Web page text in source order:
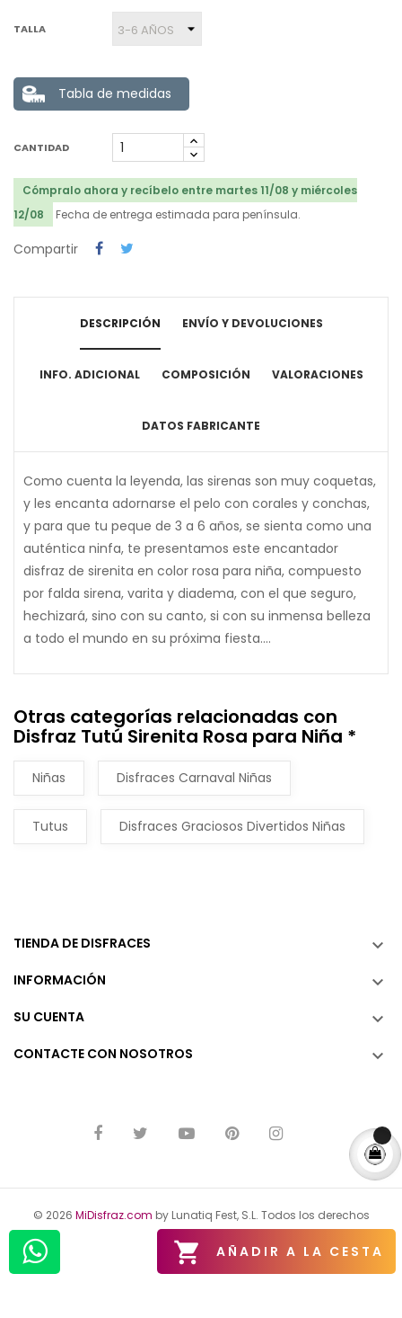
TALLA
Tabla de medidas
CANTIDAD
 AÑADIR A LA CESTA
Cómpralo ahora y recíbelo entre martes 11/08 y miércoles
12/08
Fecha de entrega estimada para península.
Compartir
DESCRIPCIÓN ENVÍO Y DEVOLUCIONES
INFO. ADICIONAL COMPOSICIÓN VALORACIONES
DATOS FABRICANTE
Como cuenta la leyenda, las sirenas son muy coquetas,
y les encanta adornarse el pelo con corales y conchas,
y para que tu peque de 3 a 6 años, se sienta como una
auténtica ninfa, te presentamos este encantador
disfraz de sirenita en color rosa para niña, compuesto
por falda sirena, varita y diadema, con el que seguro,
hechizará, sino con su canto, si con su inmensa belleza
a todo el mundo en su próxima fiesta....
Otras categorías relacionadas con
Disfraz Tutú Sirenita Rosa para Niña *
Niñas Disfraces Carnaval Niñas
Tutus Disfraces Graciosos Divertidos Niñas
TIENDA DE DISFRACES 
INFORMACIÓN 
SU CUENTA 
CONTACTE CON NOSOTROS 
© 2026 MiDisfraz.com by Lunatiq Fest, S.L. Todos los derechos
reservados.
Aviso Legal Política de Privacidad